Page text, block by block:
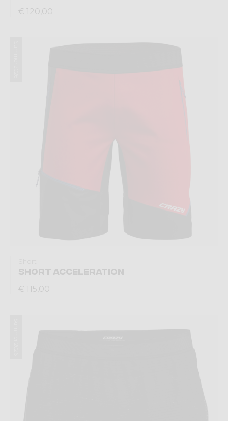
€ 120,00
SHORT ACCELERATION
€ 115,00